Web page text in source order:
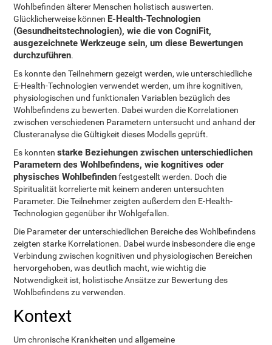
Wohlbefinden älterer Menschen holistisch auswerten.
Glücklicherweise können E-Health-Technologien
(Gesundheitstechnologien), wie die von CogniFit,
ausgezeichnete Werkzeuge sein, um diese Bewertungen
durchzuführen.
Es konnte den Teilnehmern gezeigt werden, wie unterschiedliche
E-Health-Technologien verwendet werden, um ihre kognitiven,
physiologischen und funktionalen Variablen bezüglich des
Wohlbefindens zu bewerten. Dabei wurden die Korrelationen
zwischen verschiedenen Parametern untersucht und anhand der
Clusteranalyse die Gültigkeit dieses Modells geprüft.
Es konntenstarke Beziehungen zwischen unterschiedlichen
Parametern des Wohlbefindens, wie kognitives oder
physisches Wohlbefindenfestgestellt werden. Doch die
Spiritualität korrelierte mit keinem anderen untersuchten
Parameter. Die Teilnehmer zeigten außerdem den E-Health-
Technologien gegenüber ihr Wohlgefallen.
Die Parameter der unterschiedlichen Bereiche des Wohlbefindens
zeigten starke Korrelationen. Dabei wurde insbesondere die enge
Verbindung zwischen kognitiven und physiologischen Bereichen
hervorgehoben, was deutlich macht, wie wichtig die
Notwendigkeit ist, holistische Ansätze zur Bewertung des
Wohlbefindens zu verwenden.
Kontext
Um chronische Krankheiten und allgemeine